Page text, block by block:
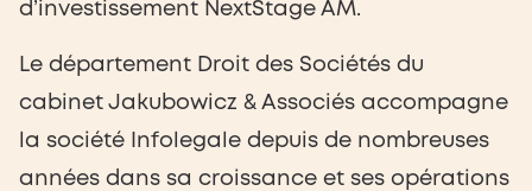
d’investissement NextStage AM.
Le département Droit des Sociétés du
cabinet Jakubowicz & Associés accompagne
la société Infolegale depuis de nombreuses
années dans sa croissance et ses opérations